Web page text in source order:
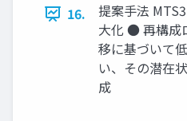
16.
提案手法
大化 ● 再構成
移に基づいて
い、その潜在
成